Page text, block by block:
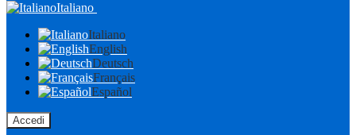
Italiano
Italiano
English
Deutsch
Français
Español
Accedi